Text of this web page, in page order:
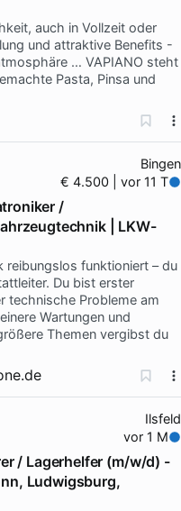
auch in Vollzeit oder
und attraktive Benefits -
… VAPIANO steht
Pasta, Pinsa und
Bingen
€ 4.500 | vor 11 T
/
| LKW-
reibungslos funktioniert – du
Du bist erster
technische Probleme am
Wartungen und
Themen vergibst du
Ilsfeld
vor 1 M
/ Lagerhelfer (m/w/d) -
Ludwigsburg,